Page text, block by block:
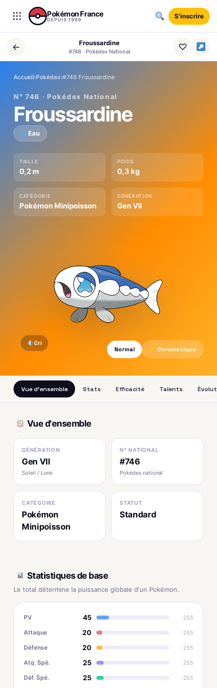
Aller au contenu
Pokémon France
DEPUIS 1999 S'inscrire
← Froussardine
#746 · Pokédex National ♡
Accueil›Pokédex›#746 Froussardine
N° 746 · Pokédex National
Froussardine
Eau
TAILLE
0,2 m
POIDS
0,3 kg
CATÉGORIE
Pokémon Minipoisson
GÉNÉRATION
Gen VII
Cri
Normal
★ Chromatique
Vue d'ensemble Stats Efficacité Talents
Vue d'ensemble
GÉNÉRATION
Gen VII
Soleil / Lune
N° NATIONAL
#746
Pokédex national
CATÉGORIE
Pokémon
Minipoisson
STATUT
Standard
Statistiques de base
Le total détermine la puissance globale d'un Pokémon.
PV 45 255
Attaque 20 255
Défense 20 255
Atq. Spé. 25 255
Déf. Spé. 25 255